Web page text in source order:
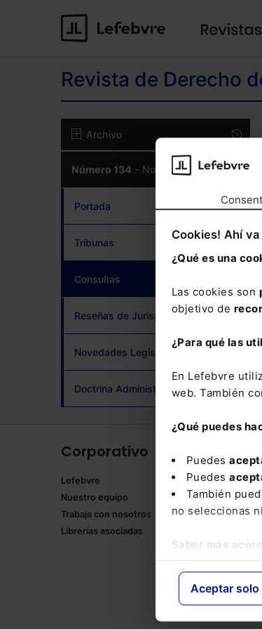
Cookies! Ahí
¿Qué es una
Las cookies son
objetivo de
¿Para qué las
En Lefebvre
web. También
¿Qué puedes
Puedes
Puedes
También
no seleccionas
Saber más
Aceptar solo
Revista de Derecho
Archivo
Número 134 - Noviembre 2024
Portada
Tribunas
Consultas
Reseñas de Jurisprudencia
Novedades Legislativas
Doctrina Administrativa
Corporativo
Lefebvre
Nuestro equipo
Trabaja con nosotros
Librerías asociadas